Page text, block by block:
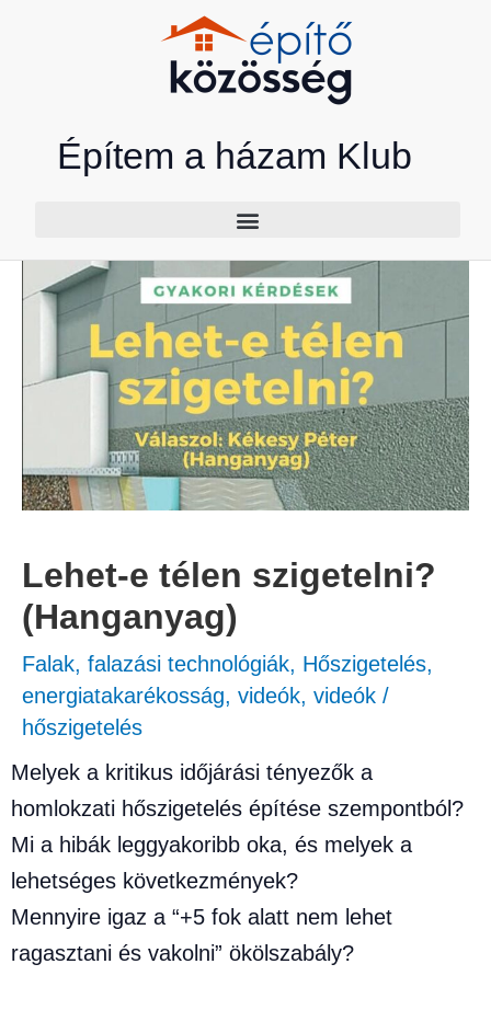
Építem a házam Klub
Lehet-e télen szigetelni?
(Hanganyag)
Falak, falazási technológiák, Hőszigetelés,
energiatakarékosság, videók, videók /
hőszigetelés
Melyek a kritikus időjárási tényezők a
homlokzati hőszigetelés építése szempontból?
Mi a hibák leggyakoribb oka, és melyek a
lehetséges következmények?
Mennyire igaz a “+5 fok alatt nem lehet
ragasztani és vakolni” ökölszabály?